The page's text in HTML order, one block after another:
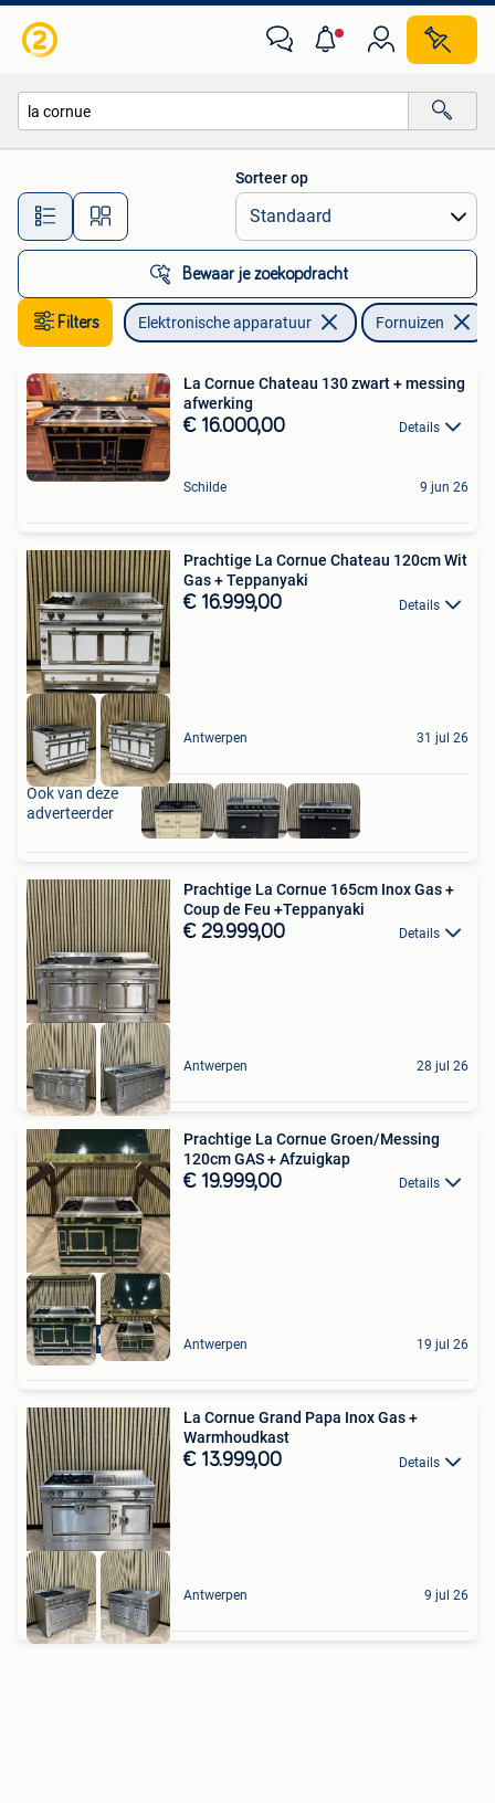
Alle afstanden…
Sorteer op
Bewaar je zoekopdracht
Filters Elektronische apparatuur Fornuizen
La Cornue Chateau 130 zwart + messing
afwerking
€ 16.000,00 Details
Schilde 9 jun 26
Prachtige La Cornue Chateau 120cm Wit
Gas + Teppanyaki
€ 16.999,00 Details
Antwerpen 31 jul 26
Ook van deze
adverteerder
Prachtige La Cornue 165cm Inox Gas +
Coup de Feu +Teppanyaki
€ 29.999,00 Details
Antwerpen 28 jul 26
Exclusief Fornuis
Prachtige La Cornue Groen/Messing
120cm GAS + Afzuigkap
€ 19.999,00 Details
Antwerpen 19 jul 26
La Cornue Grand Papa Inox Gas +
Warmhoudkast
€ 13.999,00 Details
Antwerpen 9 jul 26